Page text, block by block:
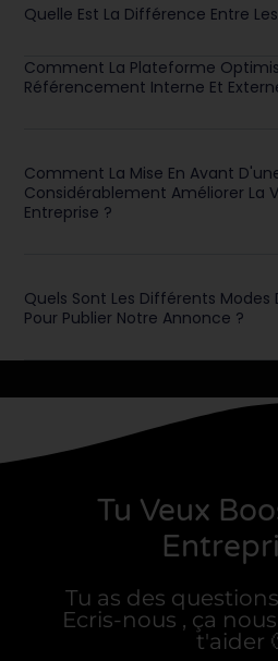
Quelle Est La Différence Entre
Comment La Plateforme
Référencement Interne Et
Comment La Mise En Avant
Considérablement Améliorer La
Entreprise ?
Quels Sont Les Différents
Pour Publier Notre Annonce ?
Tu Veux
Tu as des
Ecris-nous , ça
t'aider